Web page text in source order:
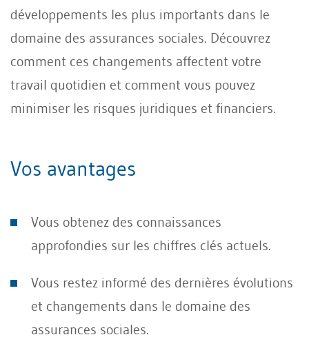
développements les plus importants dans le
domaine des assurances sociales. Découvrez
comment ces changements affectent votre
travail quotidien et comment vous pouvez
minimiser les risques juridiques et financiers.
Vos avantages
Vous obtenez des connaissances
approfondies sur les chiffres clés actuels.
Vous restez informé des dernières évolutions
et changements dans le domaine des
assurances sociales.